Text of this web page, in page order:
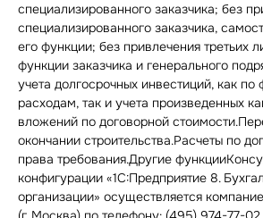
специализированного заказчика; без
специализированного заказчика,
его функции; без привлечения третьих
функции заказчика и генерального
учета долгосрочных инвестиций, как по
расходам, так и учета произведенных
вложений по договорной
окончании строительства.Расчеты по
права требования.Другие
конфигурации «1С:Предприятие 8.
организации» осуществляется